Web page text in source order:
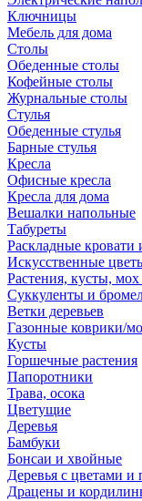
Ключницы
Мебель для дома
Столы
Обеденные столы
Кофейные столы
Журнальные столы
Стулья
Обеденные стулья
Барные стулья
Кресла
Офисные кресла
Кресла для дома
Вешалки напольные
Табуреты
Раскладные кровати
Искусственные
Растения, кусты, мох
Суккуленты и
Ветки деревьев
Газонные коврики/
Кусты
Горшечные растения
Папоротники
Трава, осока
Цветущие
Деревья
Бамбуки
Бонсаи и хвойные
Деревья с цветами и
Драцены и